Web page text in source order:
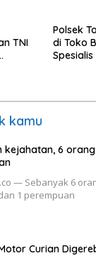
TNI
Polsek
di Toko
kamu
kejahatan, 6 orang
— Sebanyak 6
1 perempuan
Curian